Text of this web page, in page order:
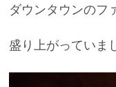
ダウンタウンのフ
盛り上がっていま